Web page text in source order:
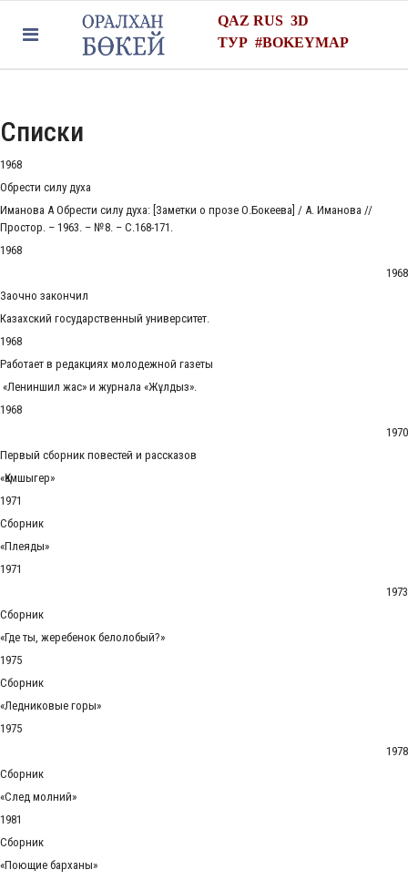
QAZ RUS 3D
ТУР #BOKEYMAP
Списки
1968
Обрести силу духа
Иманова А Обрести силу духа: [Заметки о прозе О.Бокеева] / А. Иманова //
Простор. – 1963. – №8. – С.168-171.
1968
1968
Заочно закончил
Казахский государственный университет.
1968
Работает в редакциях молодежной газеты
«Лениншил жас» и журнала «Жұлдыз».
1968
1970
Первый сборник повестей и рассказов
«Қамшыгер»
1971
Сборник
«Плеяды»
1971
1973
Сборник
«Где ты, жеребенок белолобый?»
1975
Сборник
«Ледниковые горы»
1975
1978
Сборник
«След молний»
1981
Сборник
«Поющие барханы»